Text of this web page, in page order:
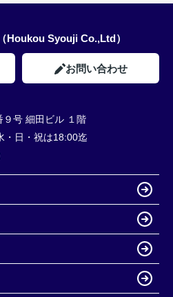
Houkou Syouji Co.,Ltd）
お問い合わせ
号 細田ビル １階
・日・祝は18:00迄